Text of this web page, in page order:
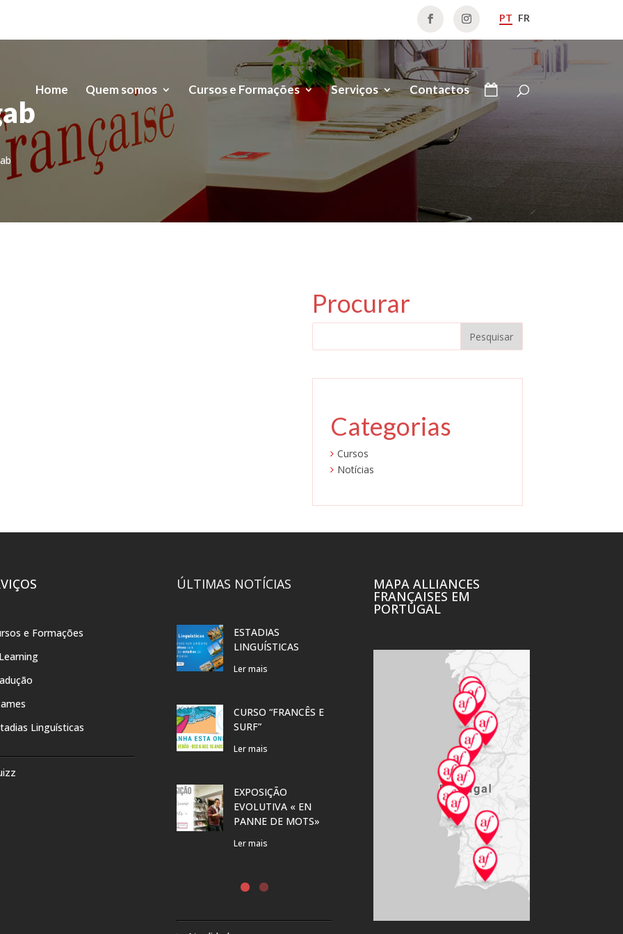
PT FR
Home Quem somos Cursos e Formações Serviços Contactos
Procurar
Categorias
Cursos
Notícias
e Formações
Linguísticas
ÚLTIMAS NOTÍCIAS
ESTADIAS
LINGUÍSTICAS
Ler mais
CURSO “FRANCÊS E
SURF”
Ler mais
EXPOSIÇÃO
EVOLUTIVA « EN
PANNE DE MOTS»
Ler mais
MAPA ALLIANCES
FRANÇAISES EM
PORTUGAL